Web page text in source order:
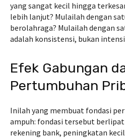
yang sangat kecil hingga
lebih lanjut? Mulailah dengan
berolahraga? Mulailah dengan
adalah konsistensi, bukan
Efek Gabungan
Pertumbuhan
Inilah yang membuat fondasi
ampuh: fondasi tersebut berlipat
rekening bank, peningkatan